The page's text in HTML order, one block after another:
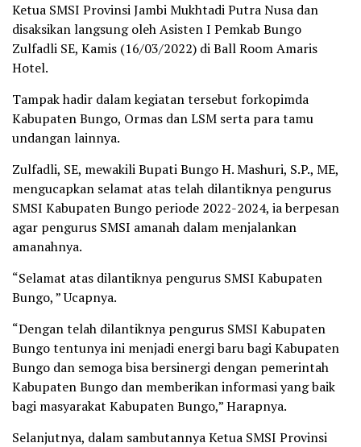
Ketua SMSI Provinsi Jambi Mukhtadi Putra Nusa dan
disaksikan langsung oleh Asisten I Pemkab Bungo
Zulfadli SE, Kamis (16/03/2022) di Ball Room Amaris
Hotel.
Tampak hadir dalam kegiatan tersebut forkopimda
Kabupaten Bungo, Ormas dan LSM serta para tamu
undangan lainnya.
Zulfadli, SE, mewakili Bupati Bungo H. Mashuri, S.P., ME,
mengucapkan selamat atas telah dilantiknya pengurus
SMSI Kabupaten Bungo periode 2022-2024, ia berpesan
agar pengurus SMSI amanah dalam menjalankan
amanahnya.
“Selamat atas dilantiknya pengurus SMSI Kabupaten
Bungo, ” Ucapnya.
“Dengan telah dilantiknya pengurus SMSI Kabupaten
Bungo tentunya ini menjadi energi baru bagi Kabupaten
Bungo dan semoga bisa bersinergi dengan pemerintah
Kabupaten Bungo dan memberikan informasi yang baik
bagi masyarakat Kabupaten Bungo,” Harapnya.
Selanjutnya, dalam sambutannya Ketua SMSI Provinsi